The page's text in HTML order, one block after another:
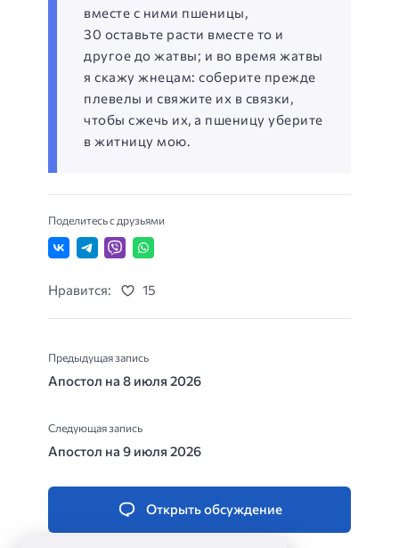
вместе с ними пшеницы,
30 оставьте расти вместе то и
другое до жатвы; и во время жатвы
я скажу жнецам: соберите прежде
плевелы и свяжите их в связки,
чтобы сжечь их, а пшеницу уберите
в житницу мою.
Поделитесь с друзьями
Нравится: 15
Предыдущая запись
Апостол на 8 июля 2026
Следующая запись
Апостол на 9 июля 2026
Открыть обсуждение